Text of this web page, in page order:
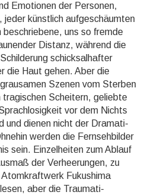
Emotionen der Personen,
jeder künstlich aufge­schäum­ten
beschrie­bene, uns so fremde
Distanz, während die
schicksal­hafter
die Haut gehen. Aber die
Szenen vom Sterben
Scheitern, geliebte
vor dem Nichts
und dienen nicht der Dramati­
werden die Fernseh­bilder
sein. Einzel­heiten zum Ablauf
der Verhee­rungen, zu
Fukushima
aber die Traumati­